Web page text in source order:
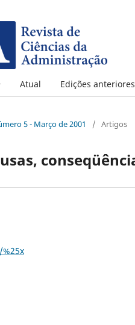
Atual Edições anteriores
5 - Março de 2001 / Artigos